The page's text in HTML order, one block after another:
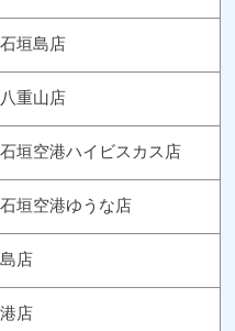
垣島店
重山店
垣空港ハイビスカス店
垣空港ゆうな店
店
店